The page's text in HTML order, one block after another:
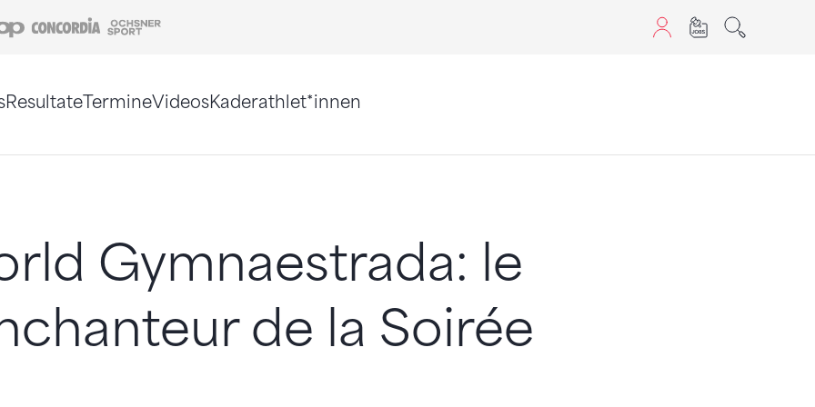
Coop Concordia
ResultateTermineVideosKaderathlet*innen
Gymnaestrada: le
de la Soirée